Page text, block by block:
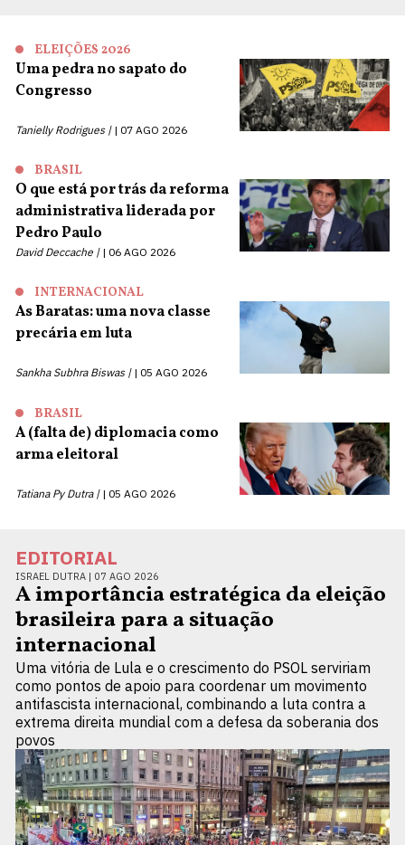
ELEIÇÕES 2026
Uma pedra no sapato do
Congresso
Tanielly Rodrigues | 07 AGO 2026
BRASIL
O que está por trás da reforma
administrativa liderada por
Pedro Paulo
David Deccache | 06 AGO 2026
INTERNACIONAL
As Baratas: uma nova classe
precária em luta
Sankha Subhra Biswas | 05 AGO 2026
BRASIL
A (falta de) diplomacia como
arma eleitoral
Tatiana Py Dutra | 05 AGO 2026
EDITORIAL
ISRAEL DUTRA | 07 AGO 2026
A importância estratégica da eleição
brasileira para a situação
internacional
Uma vitória de Lula e o crescimento do PSOL serviriam
como pontos de apoio para coordenar um movimento
antifascista internacional, combinando a luta contra a
extrema direita mundial com a defesa da soberania dos
povos